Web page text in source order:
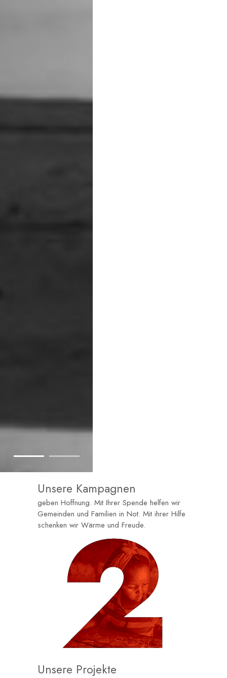
Unsere Kampagnen
geben Hoffnung. Mit Ihrer Spende helfen wir
Gemeinden und Familien in Not. Mit ihrer Hilfe
schenken wir Wärme und Freude.
Unsere Projekte